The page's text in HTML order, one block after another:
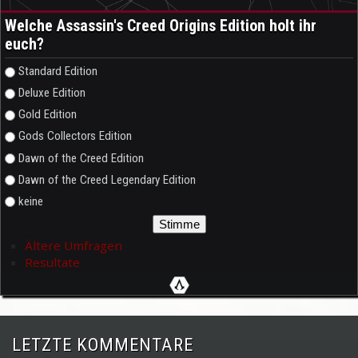
Welche Assassin's Creed Origins Edition holt ihr
euch?
Auswahlmöglichkeiten
Standard Edition
Deluxe Edition
Gold Edition
Gods Collectors Edition
Dawn of the Creed Edition
Dawn of the Creed Legendary Edition
keine
Ältere Umfragen
Resultate
LETZTE KOMMENTARE